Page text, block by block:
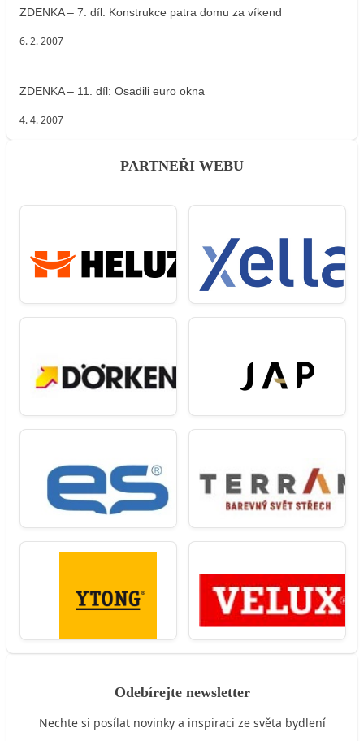
ZDENKA – 7. díl: Konstrukce patra domu za víkend
6. 2. 2007
ZDENKA – 11. díl: Osadili euro okna
4. 4. 2007
PARTNEŘI WEBU
Odebírejte newsletter
Nechte si posílat novinky a inspiraci ze světa bydlení